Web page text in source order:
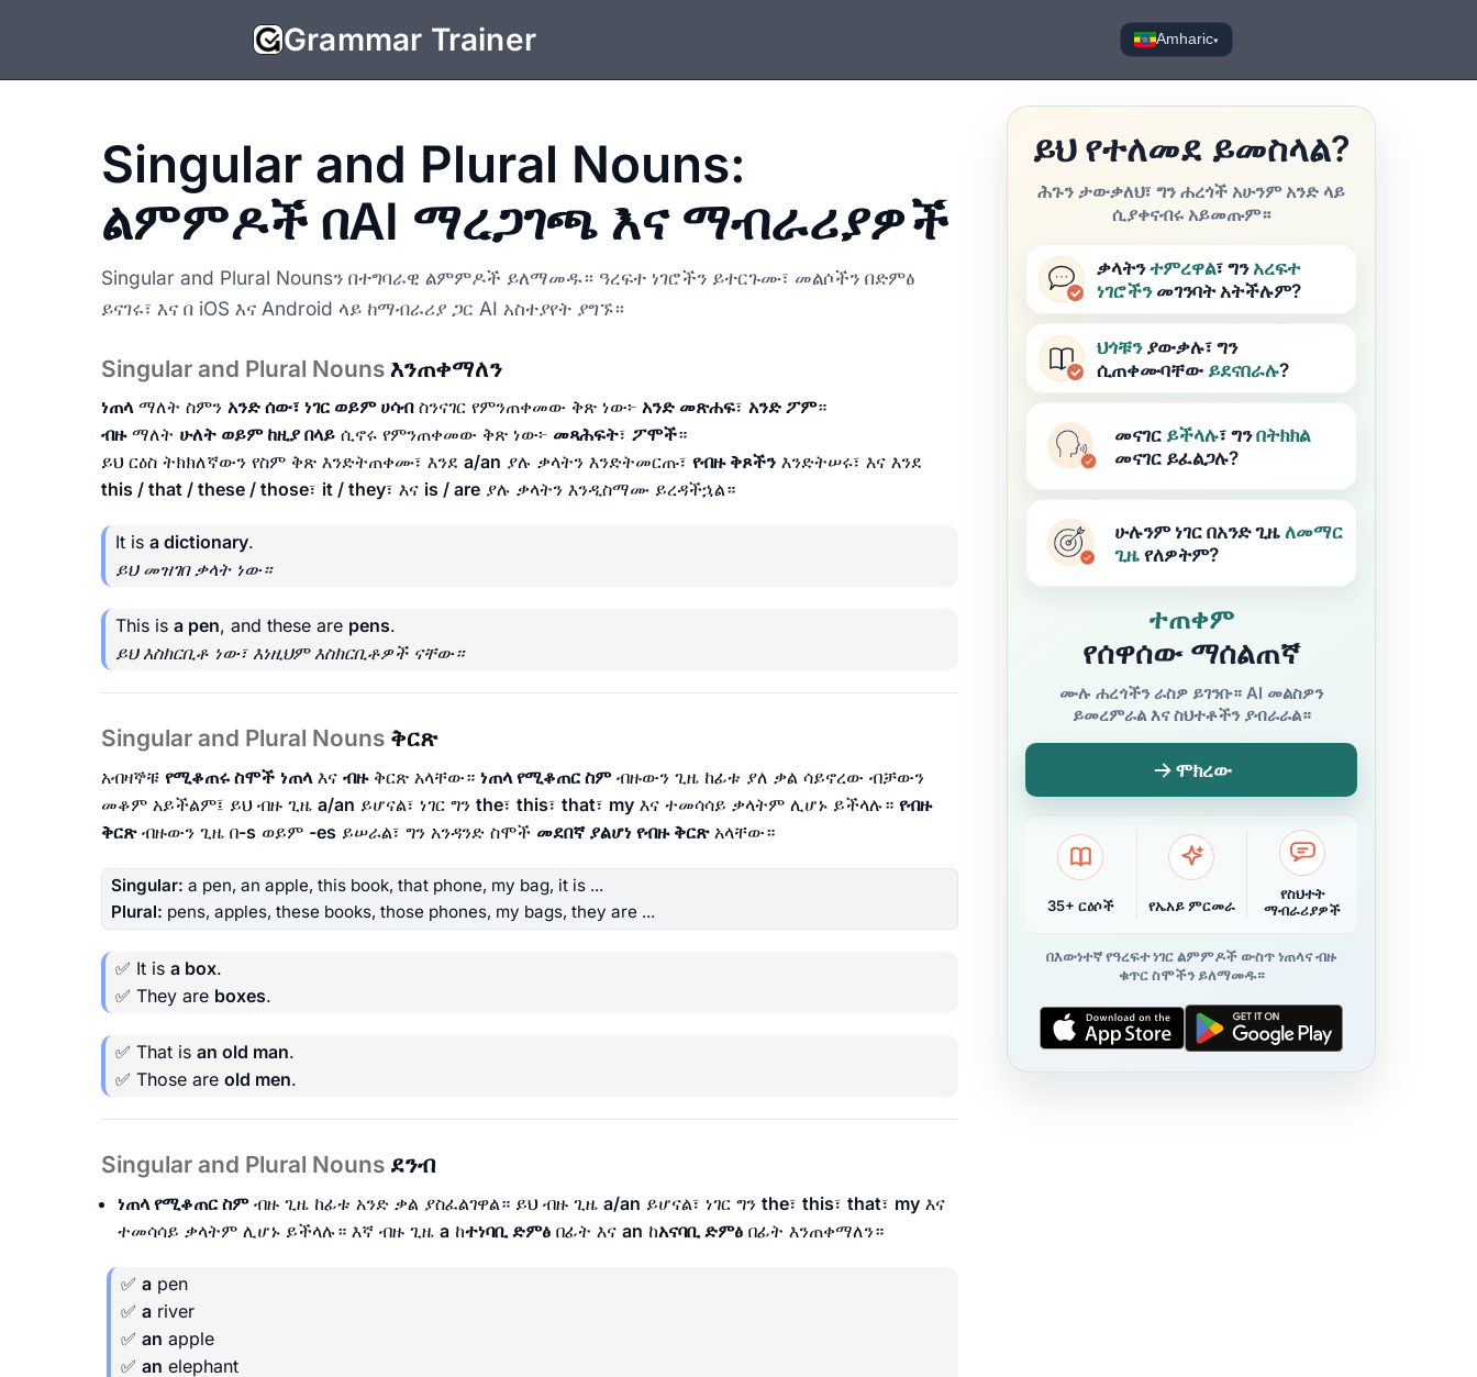
Grammar Trainer Amharic▾
Singular and Plural Nouns:
ልምምዶች በAI ማረጋገጫ እና ማብራሪያዎች
Singular and Plural Nounsን በተግባራዊ ልምምዶች ይለማመዱ። ዓረፍተ ነገሮችን ይተርጉሙ፣ መልሶችን በድምፅ
ይናገሩ፣ እና በ iOS እና Android ላይ ከማብራሪያ ጋር AI አስተያየት ያግኙ።
Singular and Plural Nouns እንጠቀማለን
ነጠላማለት ስምን አንድ ሰው፣ ነገር ወይም ሀሳብስንናገር የምንጠቀመው ቅጽ ነው፦ አንድ መጽሐፍ፣ አንድ ፖም።
ብዙማለት ሁለት ወይም ከዚያ በላይ ሲኖሩ የምንጠቀመው ቅጽ ነው፦ መጻሕፍት፣ ፖሞች።
ይህ ርዕስ ትክክለኛውን የስም ቅጽ እንድትጠቀሙ፣ እንደ a/an ያሉ ቃላትን እንድትመርጡ፣ የብዙ ቅጾችን እንድትሠሩ፣ እና እንደ
this / that / these / those፣ it / they፣ እና is / are ያሉ ቃላትን እንዲስማሙ ይረዳችኋል።
It is a dictionary.
ይህ መዝገበ ቃላት ነው።
This is a pen, and these are pens.
ይህ እስክርቢቶ ነው፣ እነዚህም እስክርቢቶዎች ናቸው።
Singular and Plural Nouns ቅርጽ
አብዛኞቹ የሚቆጠሩ ስሞች ነጠላ እና ብዙቅርጽ አላቸው። ነጠላ የሚቆጠር ስምብዙውን ጊዜ ከፊቱ ያለ ቃል ሳይኖረው ብቻውን
መቆም አይችልም፤ ይህ ብዙ ጊዜ a/an ይሆናል፣ ነገር ግን the፣ this፣ that፣ my እና ተመሳሳይ ቃላትም ሊሆኑ ይችላሉ። የብዙ
ቅርጽብዙውን ጊዜ በ-s ወይም -es ይሠራል፣ ግን አንዳንድ ስሞች መደበኛ ያልሆነ የብዙ ቅርጽአላቸው።
Singular: a pen, an apple, this book, that phone, my bag, it is ...
Plural: pens, apples, these books, those phones, my bags, they are ...
✅ It is a box.
✅ They are boxes.
✅ That is an old man.
✅ Those are old men.
Singular and Plural Nouns ደንብ
ነጠላ የሚቆጠር ስምብዙ ጊዜ ከፊቱ አንድ ቃል ያስፈልገዋል። ይህ ብዙ ጊዜ a/an ይሆናል፣ ነገር ግን the፣ this፣ that፣ my እና
ተመሳሳይ ቃላትም ሊሆኑ ይችላሉ። እኛ ብዙ ጊዜ a ከተነባቢ ድምፅ በፊት እና an ከአናባቢ ድምፅ በፊት እንጠቀማለን።
✅ a pen
✅ a river
✅ an apple
✅ an elephant
ይህ የተለመደ ይመስላል?
ሕጉን ታውቃለህ፣ ግን ሐረጎች አሁንም አንድ ላይ
ሲያቀናብሩ አይመጡም።
ቃላትንተምረዋል፣ ግንአረፍተ
ነገሮችንመገንባት አትችሉም?
ህጎቹንያውቃሉ፣ ግን
ሲጠቀሙባቸውይደናበራሉ?
መናገር ይችላሉ፣ ግንበትክክል
መናገር ይፈልጋሉ?
ሁሉንም ነገር በአንድ ጊዜለመማር
ጊዜየለዎትም?
ተጠቀም
የሰዋሰው ማሰልጠኛ
ሙሉ ሐረጎችን ራስዎ ይገንቡ። AI መልስዎን
ይመረምራል እና ስህተቶችን ያብራራል።
ሞክረው
35+ ርዕሶች የኤአይ ምርመራ
የስህተት
ማብራሪያዎች
በእውነተኛ የዓረፍተ ነገር ልምምዶች ውስጥ ነጠላና ብዙ
ቁጥር ስሞችን ይለማመዱ።